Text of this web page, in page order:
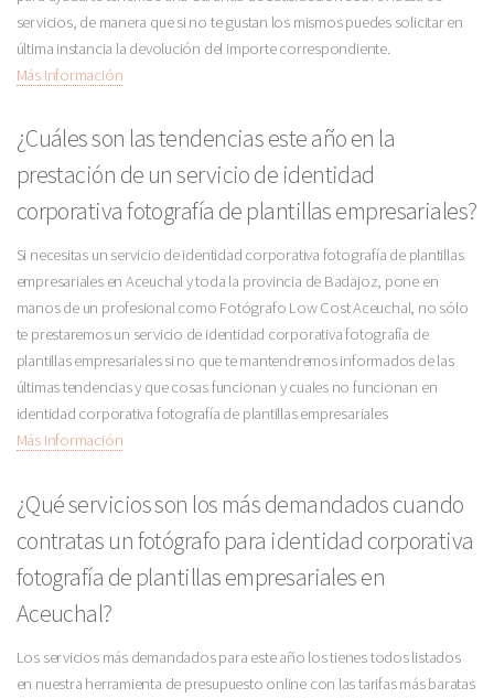
servicios, de manera que si no te gustan los mismos puedes solicitar en
última instancia la devolución del importe correspondiente.
Más Información
¿Cuáles son las tendencias este año en la
prestación de un servicio de identidad
corporativa fotografía de plantillas empresariales?
Si necesitas un servicio de identidad corporativa fotografía de plantillas
empresariales en Aceuchal y toda la provincia de Badajoz, pone en
manos de un profesional como Fotógrafo Low Cost Aceuchal, no sólo
te prestaremos un servicio de identidad corporativa fotografía de
plantillas empresariales si no que te mantendremos informados de las
últimas tendencias y que cosas funcionan y cuales no funcionan en
identidad corporativa fotografía de plantillas empresariales
Más Información
¿Qué servicios son los más demandados cuando
contratas un fotógrafo para identidad corporativa
fotografía de plantillas empresariales en
Aceuchal?
Los servicios más demandados para este año los tienes todos listados
en nuestra herramienta de presupuesto online con las tarifas más baratas